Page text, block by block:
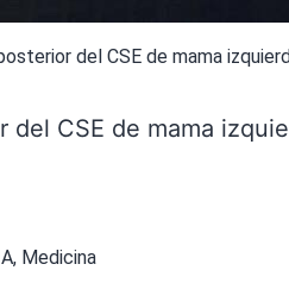
del CSE de mama
CSE de mama
, Medicina